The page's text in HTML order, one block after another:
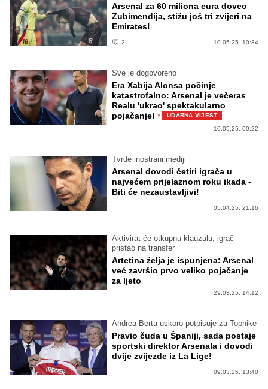
Arsenal za 60 miliona eura doveo
Zubimendija, stižu još tri zvijeri na
Emirates!
2 10.05.25. 10:34
Sve je dogovoreno
Era Xabija Alonsa počinje
katastrofalno: Arsenal je večeras
Realu 'ukrao' spektakularno
pojačanje! ·
UDARNA VIJEST
10.05.25. 00:22
Tvrde inostrani mediji
Arsenal dovodi četiri igrača u
najvećem prijelaznom roku ikada -
Biti će nezaustavljivi!
05.04.25. 21:16
Aktivirat će otkupnu klauzulu, igrač
pristao na transfer
Artetina želja je ispunjena: Arsenal
već završio prvo veliko pojačanje
za ljeto
29.03.25. 14:12
Andrea Berta uskoro potpisuje za Topnike
Pravio čuda u Španiji, sada postaje
sportski direktor Arsenala i dovodi
dvije zvijezde iz La Lige!
09.03.25. 13:40